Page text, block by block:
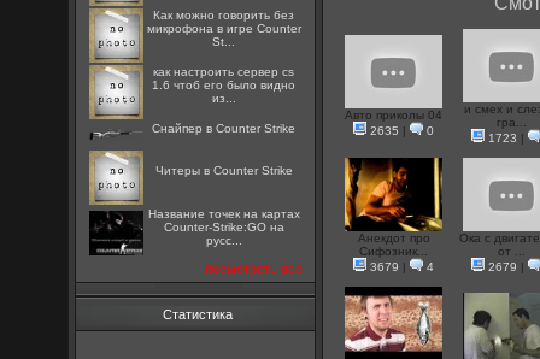
Как можно говорить без
микрофона в игре Counter
St...
как настроить сервер cs
1.6 чтоб его было видно
из...
Снайпер в Counter Strike
Читеры в Counter Strike
Название точек на картах
Counter-Strike:GO на
русс...
посмотреть все
Статистика
Авто приколы 04
2635 | 0
и смех и
гра...
1723 |
Анекдот про
Сифозник...
3679 | 4
Ока с
от ...
2679 |